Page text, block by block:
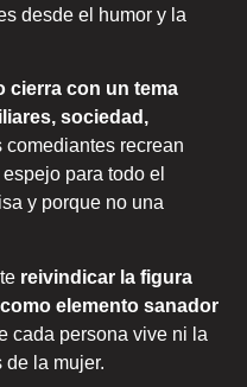
desde el humor y la
cierra con un tema
sociedad,
comediantes recrean
para todo el
y porque no una
reivindicar la figura
elemento sanador
cada persona vive ni la
de la mujer.